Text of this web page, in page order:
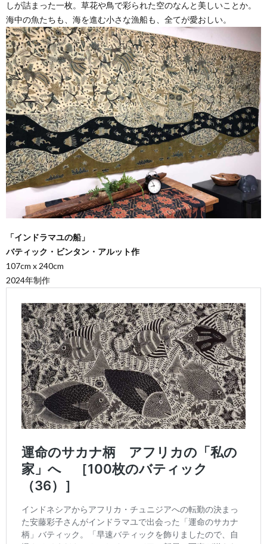
しが詰まった一枚。草花や鳥で彩られた空のなんと美しいことか。
海中の魚たちも、海を進む小さな漁船も、全てが愛おしい。
「インドラマユの船」
バティック・ビンタン・アルット作
107cm x 240cm
2024年制作